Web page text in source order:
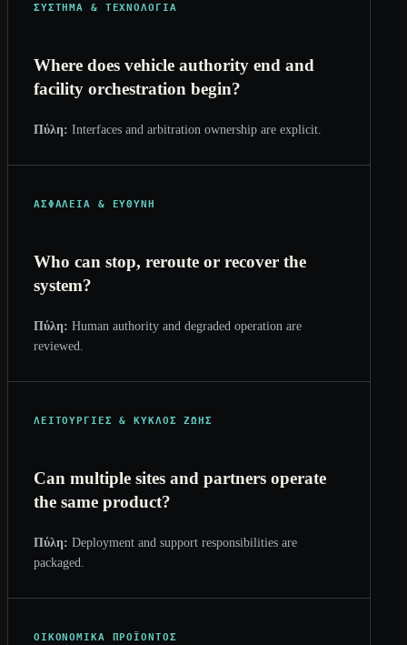
ΣΎΣΤΗΜΑ & ΤΕΧΝΟΛΟΓΊΑ
Where does vehicle authority end and
facility orchestration begin?
Πύλη: Interfaces and arbitration ownership are explicit.
ΑΣΦΆΛΕΙΑ & ΕΥΘΎΝΗ
Who can stop, reroute or recover the
system?
Πύλη: Human authority and degraded operation are
reviewed.
ΛΕΙΤΟΥΡΓΊΕΣ & ΚΎΚΛΟΣ ΖΩΉΣ
Can multiple sites and partners operate
the same product?
Πύλη: Deployment and support responsibilities are
packaged.
ΟΙΚΟΝΟΜΙΚΆ ΠΡΟΪΌΝΤΟΣ